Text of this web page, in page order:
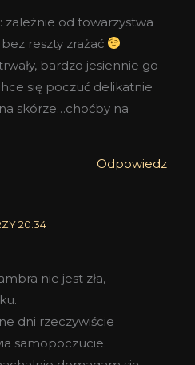
zależnie od towarzystwa
reszty zrażać
bardzo jesiennie go
się poczuć delikatnie
skórze…choćby na
Odpowiedz
20:34
nie jest zła,
dni rzeczywiście
samopoczucie.